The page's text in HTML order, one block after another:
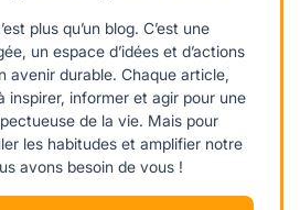
plus qu’un blog. C’est une
un espace d’idées et d’actions
avenir durable. Chaque article,
inspirer, informer et agir pour une
de la vie. Mais pour
les habitudes et amplifier notre
avons besoin de vous !